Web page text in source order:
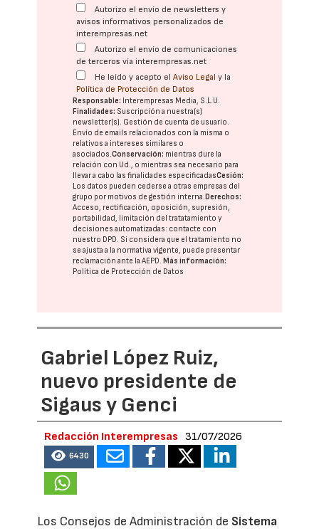
Autorizo el envío de newsletters y
avisos informativos personalizados de
interempresas.net
Autorizo el envío de comunicaciones
de terceros vía interempresas.net
He leído y acepto elAviso Legal y la
Política de Protección de Datos
Responsable: Interempresas Media, S.L.U.
Finalidades: Suscripción a nuestra(s)
newsletter(s). Gestión de cuenta de usuario.
Envío de emails relacionados con la misma o
relativos a intereses similares o
asociados.Conservación: mientras dure la
relación con Ud., o mientras sea necesario para
llevar a cabo las finalidades especificadasCesión:
Los datos pueden cederse a otras empresas del
grupo por motivos de gestión interna.Derechos:
Acceso, rectificación, oposición, supresión,
portabilidad, limitación del tratatamiento y
decisiones automatizadas: contacte con
nuestro DPD. Si considera que el tratamiento no
se ajusta a la normativa vigente, puede presentar
reclamación ante laAEPD.Más información:
Política de Protección de Datos
Gabriel López Ruiz,
nuevo presidente de
Sigaus y Genci
Redacción Interempresas 31/07/2026
6430
Los Consejos de Administración de Sistema